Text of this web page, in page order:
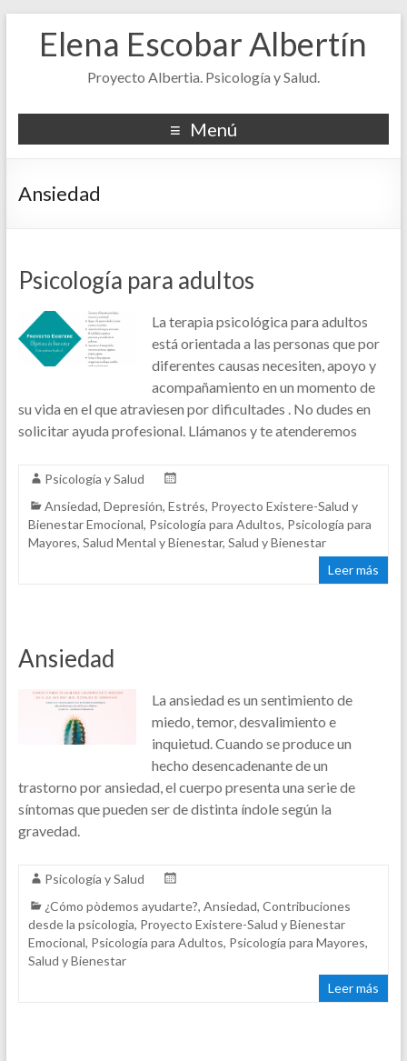
Elena Escobar Albertín
Proyecto Albertia. Psicología y Salud.
Menú
Ansiedad
Psicología para adultos
La terapia psicológica para adultos
está orientada a las personas que por
diferentes causas necesiten, apoyo y
acompañamiento en un momento de
su vida en el que atraviesen por dificultades . No dudes en
solicitar ayuda profesional. Llámanos y te atenderemos
Psicología y Salud
Ansiedad, Depresión, Estrés, Proyecto Existere-Salud y
Bienestar Emocional, Psicología para Adultos, Psicología para
Mayores, Salud Mental y Bienestar, Salud y Bienestar
Leer más
Ansiedad
La ansiedad es un sentimiento de
miedo, temor, desvalimiento e
inquietud. Cuando se produce un
hecho desencadenante de un
trastorno por ansiedad, el cuerpo presenta una serie de
síntomas que pueden ser de distinta índole según la
gravedad.
Psicología y Salud
¿Cómo pòdemos ayudarte?, Ansiedad, Contribuciones
desde la psicologia, Proyecto Existere-Salud y Bienestar
Emocional, Psicología para Adultos, Psicología para Mayores,
Salud y Bienestar
Leer más